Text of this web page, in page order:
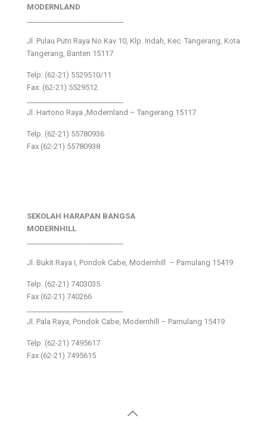
MODERNLAND
Jl. Pulau Putri Raya No.Kav 10, Klp. Indah, Kec. Tangerang, Kota
Tangerang, Banten 15117
Telp: (62-21) 5529510/11
Fax: (62-21) 5529512
Jl. Hartono Raya ,Modernland – Tangerang 15117
Telp. (62-21) 55780936
Fax (62-21) 55780938
SEKOLAH HARAPAN BANGSA
MODERNHILL
Jl. Bukit Raya I, Pondok Cabe, Modernhill – Pamulang 15419
Telp. (62-21) 7403035
Fax (62-21) 740266
Jl. Pala Raya, Pondok Cabe, Modernhill – Pamulang 15419
Telp. (62-21) 7495617
Fax (62-21) 7495615